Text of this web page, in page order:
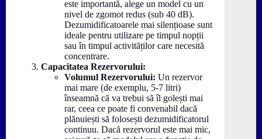
este importantă, alege un model cu un
nivel de zgomot redus (sub 40 dB).
Dezumidificatoarele mai silențioase sunt
ideale pentru utilizare pe timpul nopții
sau în timpul activităților care necesită
concentrare.
Capacitatea Rezervorului:
Volumul Rezervorului: Un rezervor
mai mare (de exemplu, 5-7 litri)
înseamnă că va trebui să îl golești mai
rar, ceea ce poate fi convenabil dacă
plănuiești să folosești dezumidificatorul
continuu. Dacă rezervorul este mai mic,